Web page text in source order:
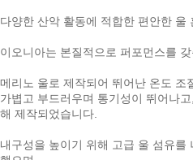
다양한 산악 활동에 적합한 편안한 울
이오니아는 본질적으로 퍼포먼스를
메리노 울로 제작되어 뛰어난 온도 조
가볍고 부드러우며 통기성이 뛰어나
해 제작되었습니다.
내구성을 높이기 위해 고급 울 섬유를